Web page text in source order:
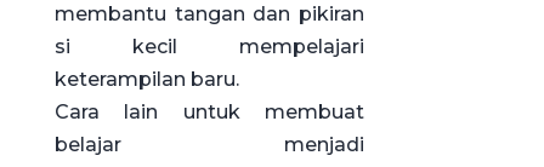
membantu tangan dan pikiran
si kecil mempelajari
keterampilan baru.
Cara lain untuk membuat
belajar menjadi